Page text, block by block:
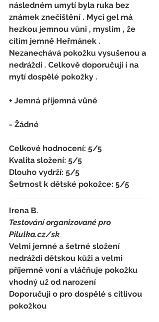
následném umytí byla ruka bez
známek znečištění . Mycí gel má
hezkou jemnou vůni , myslím , že
cítím jemně Heřmánek .
Nezanechává pokožku vysušenou a
nedráždí . Celkově doporučuji i na
mytí dospělé pokožky .
+ Jemná příjemná vůně
- Žádné
Celkové hodnocení: 5/5
Kvalita složení: 5/5
Dlouho vydrží: 5/5
Šetrnost k dětské pokožce: 5/5
Irena B.
Testování organizované pro
Pilulka.cz/sk
Velmi jemné a šetrné složení
nedráždí dětskou kůži a velmi
příjemně voní a vláčňuje pokožku
vhodný už od narození
Doporučuji o pro dospělé s citlivou
pokožkou